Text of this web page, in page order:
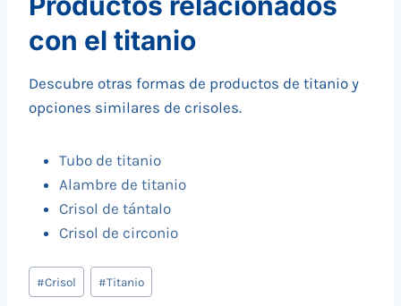
con el titanio
Descubre otras formas de productos de titanio y
opciones similares de crisoles.
Tubo de titanio
Alambre de titanio
Crisol de tántalo
Crisol de circonio
Tags
de
#Crisol #Titanio